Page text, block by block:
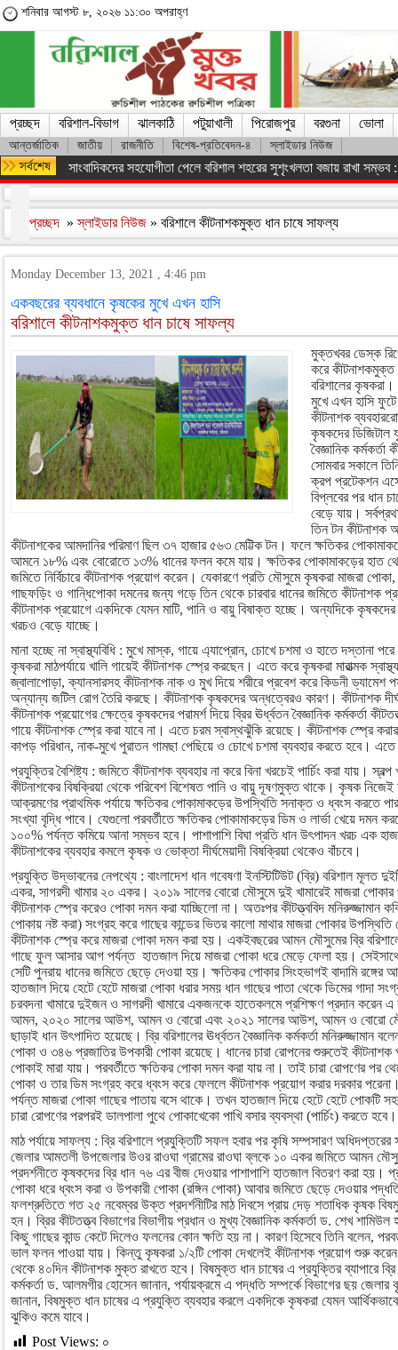
শনিবার আগস্ট ৮, ২০২৬ ১১:৩০ অপরাহ্ণ
প্রচ্ছদ বরিশাল-বিভাগ ঝালকাঠি পটুয়াখালী পিরোজপুর বরগুনা ভোলা
আন্তর্জাতিক জাতীয় রাজনীতি বিশেষ-প্রতিবেদন-৪ স্লাইডার নিউজ
সাংবাদিকদের সহযোগীতা পেলে বরিশাল শহরের সুশৃংখলতা বজায় রাখা সম্ভব
প্রচ্ছদ »স্লাইডার নিউজ » বরিশালে কীটনাশকমুক্ত ধান চাষে সাফল্য
Monday December 13, 2021 , 4:46 pm
একবছরের ব্যবধানে কৃষকের মুখে এখন হাসি
বরিশালে কীটনাশকমুক্ত ধান চাষে সাফল্য
মুক্তখবর ডেস্ক
করে কীটনাশকমুক্ত
বরিশালের
মুখে এখন হাসি
কীটনাশক
কৃষকদের ডিজিটাল
বৈজ্ঞানিক
সোমবার সকালে
ক্রপ প্রটেকশন
বিপ্লবের পর ধান
বেড়ে যায়।
তিন টন কীটনাশক
কীটনাশকের আমদানির পরিমাণ ছিল ৩৭ হাজার ৫৬৩ মেট্টিক টন। ফলে ক্ষতিকর
আমনে ১৮% এবং বোরোতে ১৩% ধানের ফলন কমে যায়। ক্ষতিকর পোকামাকড়ের হাত
জমিতে নির্বিচারে কীটনাশক প্রয়োগ করেন। যেকারণে প্রতি মৌসুমে কৃষকরা মাজরা
গাছফড়িং ও গান্ধিপোকা দমনের জন্য গড়ে তিন থেকে চারবার ধানের জমিতে
কীটনাশক প্রয়োগে একদিকে যেমন মাটি, পানি ও বায়ু বিষাক্ত হচ্ছে। অন্যদিকে কৃষকদের
খরচও বেড়ে যাচ্ছে।
মানা হচ্ছে না স্বাস্থ্যবিধি : মুখে মাস্ক, গায়ে এ্যাপ্রোন, চোখে চশমা ও হাতে দস্তানা
কৃষকরা মাঠপর্যায়ে খালি গায়েই কীটনাশক স্প্রে করছেন। এতে করে কৃষকরা মারাত্মক
জ্বালাপোড়া, ক্যানসারসহ কীটনাশক নাক ও মুখ দিয়ে শরীরে প্রবেশ করে কিডনী ড্যামেশ
অন্যান্য জটিল রোগ তৈরি করছে। কীটনাশক কৃষকদের অন্ধত্বেরও কারণ। কীটনাশক
কীটনাশক প্রয়োগের ক্ষেত্রে কৃষকদের পরামর্শ দিয়ে ব্রির ঊর্ধ্বতন বৈজ্ঞানিক কর্মকর্তা
গায়ে কীটনাশক স্প্রে করা যাবে না। এতে চরম স্বাস্থঝুঁকি রয়েছে। কীটনাশক স্প্রে
কাপড় পরিধান, নাক-মুখে পুরাতন গামছা পেছিয়ে ও চোখে চশমা ব্যবহার করতে হবে।
প্রযুক্তির বৈশিষ্ট্য : জমিতে কীটনাশক ব্যবহার না করে বিনা খরচেই পার্চিং করা যায়।
কীটনাশকের বিষক্রিয়া থেকে পরিবেশ বিশেষত পানি ও বায়ু দূষণমুক্ত থাকে। কৃষক
আক্রমণের প্রাথমিক পর্যায়ে ক্ষতিকর পোকামাকড়ের উপস্থিতি সনাক্ত ও ধ্বংস করতে
সংখ্যা বৃদ্ধি পাবে। যেগুলো পরবর্তীতে ক্ষতিকর পোকামাকড়ের ডিম ও লার্ভা খেয়ে দমন
১০০% পর্যন্ত কমিয়ে আনা সম্ভব হবে। পাশাপাশি বিঘা প্রতি ধান উৎপাদন খরচ এক
কীটনাশকের ব্যবহার কমলে কৃষক ও ভোক্তা দীর্ঘমেয়াদী বিষক্রিয়া থেকেও বাঁচবে।
প্রযুক্তি উদ্ভাবনের নেপথ্যে : বাংলাদেশ ধান গবেষণা ইনস্টিটিউট (ব্রি) বরিশাল মূলত
একর, সাগরদী খামার ২০ একর। ২০১৯ সালের বোরো মৌসুমে দুই খামারেই মাজরা
কীটনাশক স্প্রে করেও পোকা দমন করা যাচ্ছিলো না। অতঃপর কীটত্ত্ববিদ মনিরুজ্জামান
পোকায় নষ্ট করা) সংগ্রহ করে গাছের কান্ডের ভিতর কালো মাথার মাজরা পোকার
কীটনাশক স্প্রে করে মাজরা পোকা দমন করা হয়। একইবছরের আমন মৌসুমের ব্রি
গাছে ফুল আসার আগ পর্যন্ত হাতজাল দিয়ে মাজরা পোকা ধরে মেড়ে ফেলা হয়।
সেটি পুনরায় ধানের জমিতে ছেড়ে দেওয়া হয়। ক্ষতিকর পোকার সিংহভাগই বাদামি
হাতজাল দিয়ে হেটে হেটে মাজরা পোকা ধরার সময় ধান গাছের পাতা থেকে ডিমের গাদা
চরবদনা খামারে দুইজন ও সাগরদী খামারে একজনকে হাতেকলমে প্রশিক্ষণ প্রদান
আমন, ২০২০ সালের আউশ, আমন ও বোরো এবং ২০২১ সালের আউশ, আমন ও বোরো
ছাড়াই ধান উৎপাদিত হয়েছে। ব্রি বরিশালের ঊর্ধ্বতন বৈজ্ঞানিক কর্মকর্তা মনিরুজ্জামান
পোকা ও ৩৪৬ প্রজাতির উপকারী পোকা রয়েছে। ধানের চারা রোপনের শুরুতেই
পোকাই মারা যায়। পরবর্তীতে ক্ষতিকর পোকা দমন করা যায় না। তাই চারা রোপণের পর
পোকা ও তার ডিম সংগ্রহ করে ধ্বংস করে ফেললে কীটনাশক প্রয়োগ করার দরকার
পর্যন্ত মাজরা পোকা গাছের পাতায় বসে থাকে। তখন হাতজাল দিয়ে হেটে হেটে পোকটি
চারা রোপণের পরপরই ডালপালা পুথে পোকাখেকো পাখি বসার ব্যবস্থা (পার্চিং) করতে হবে।
মাঠ পর্যায়ে সাফল্য : ব্রি বরিশালে প্রযুক্তিটি সফল হবার পর কৃষি সম্পসারণ অধিদপ্তরের
জেলার আমতলী উপজেলার উওর রাওঘা গ্রামের রাওঘা ব্লকে ১০ একর জমিতে আমন
প্রদর্শনীতে কৃষকদের ব্রি ধান ৭৬ এর বীজ দেওয়ার পাশাপাশি হাতজাল বিতরণ করা হয়।
পোকা ধরে ধ্বংস করা ও উপকারী পোকা (রঙ্গিন পোকা) আবার জমিতে ছেড়ে দেওয়ার
ফলশ্রুতিতে গত ২৫ নবেম্বর উক্ত প্রদর্শনীটির মাঠ দিবসে প্রায় দেড় শতাধিক কৃষক
হন। ব্রির কীটতত্ত্ব বিভাগের বিভাগীয় প্রধান ও মুখ্য বৈজ্ঞানিক কর্মকর্তা ড. শেখ
কিছু গাছের কান্ড কেটে দিলেও ফলনের কোন ক্ষতি হয় না। কারণ হিসেবে তিনি বলেন,
ভাল ফলন পাওয়া যায়। কিন্তু কৃষকরা ১/২টি পোকা দেখলেই কীটনাশক প্রয়োগ শুরু
থেকে ৪০দিন কীটনাশক মুক্ত রাখতে হবে। বিষমুক্ত ধান চাষের এ প্রযুক্তির ব্যাপারে ব্রি
কর্মকর্তা ড. আলমগীর হোসেন জানান, পর্যায়ক্রমে এ পদ্ধতি সম্পর্কে বিভাগের ছয়
জানান, বিষমুক্ত ধান চাষের এ প্রযুক্তি ব্যবহার করলে একদিকে কৃষকরা যেমন
ঝুকিও কমে যাবে।
Post Views: ০